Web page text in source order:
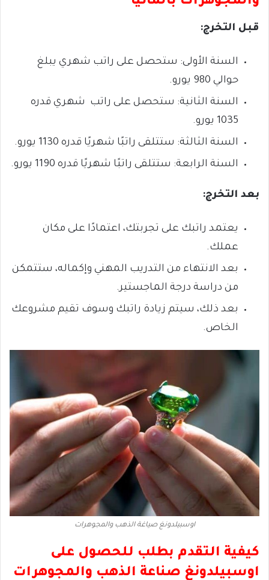
قبل التخرج:
السنة الأولى: ستحصل على راتب شهري يبلغ
حوالي 980 يورو.
السنة الثانية: ستحصل على راتب شهري قدره
1035 يورو.
السنة الثالثة: ستتلقى راتبًا شهريًا قدره 1130 يورو.
السنة الرابعة: ستتلقى راتبًا شهريًا قدره 1190 يورو.
بعد التخرج:
يعتمد راتبك على تجربتك، اعتمادًا على مكان
عملك.
بعد الانتهاء من التدريب المهني وإكماله، ستتمكن
من دراسة درجة الماجستير.
بعد ذلك، سيتم زيادة راتبك وسوف تقيم مشروعك
الخاص.
اوسبيلدونغ صياغة الذهب والمجوهرات
كيفية التقدم بطلب للحصول على
اوسبيلدونغ صناعة الذهب والمجوهرات